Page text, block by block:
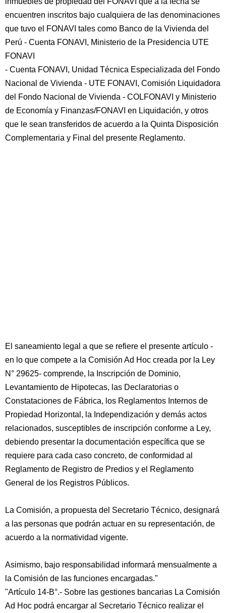
encuentren inscritos bajo cualquiera de las denominaciones
que tuvo el FONAVI tales como Banco de la Vivienda del
Perú - Cuenta FONAVI, Ministerio de la Presidencia UTE
FONAVI
- Cuenta FONAVI, Unidad Técnica Especializada del Fondo
Nacional de Vivienda - UTE FONAVI, Comisión Liquidadora
del Fondo Nacional de Vivienda - COLFONAVI y Ministerio
de Economía y Finanzas/FONAVI en Liquidación, y otros
que le sean transferidos de acuerdo a la Quinta Disposición
Complementaria y Final del presente Reglamento.
El saneamiento legal a que se refiere el presente artículo -
en lo que compete a la Comisión Ad Hoc creada por la Ley
N° 29625- comprende, la Inscripción de Dominio,
Levantamiento de Hipotecas, las Declaratorias o
Constataciones de Fábrica, los Reglamentos Internos de
Propiedad Horizontal, la Independización y demás actos
relacionados, susceptibles de inscripción conforme a Ley,
debiendo presentar la documentación específica que se
requiere para cada caso concreto, de conformidad al
Reglamento de Registro de Predios y el Reglamento
General de los Registros Públicos.
La Comisión, a propuesta del Secretario Técnico, designará
a las personas que podrán actuar en su representación, de
acuerdo a la normatividad vigente.
Asimismo, bajo responsabilidad informará mensualmente a
la Comisión de las funciones encargadas."
"Artículo 14-B°.- Sobre las gestiones bancarias La Comisión
Ad Hoc podrá encargar al Secretario Técnico realizar el